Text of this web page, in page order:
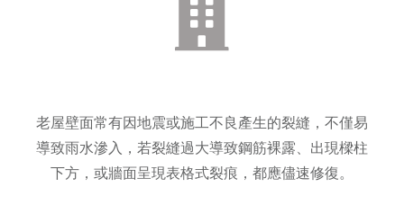
老屋壁面常有因地震或施工不良產生的裂縫，不僅易
導致雨水滲入，若裂縫過大導致鋼筋裸露、出現樑柱
下方，或牆面呈現表格式裂痕，都應儘速修復。